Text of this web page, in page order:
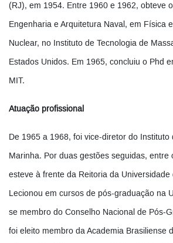
(RJ), em 1954. Entre 1960 e 1962, obteve
Engenharia e Arquitetura Naval, em Física
Nuclear, no Instituto de Tecnologia de
Estados Unidos. Em 1965, concluiu o Phd
MIT.
Atuação profissional
De 1965 a 1968, foi vice-diretor do Instituto
Marinha. Por duas gestões seguidas, entre
esteve à frente da Reitoria da Universidade
Lecionou em cursos de pós-graduação na
se membro do Conselho Nacional de Pós-
foi eleito membro da Academia Brasiliense